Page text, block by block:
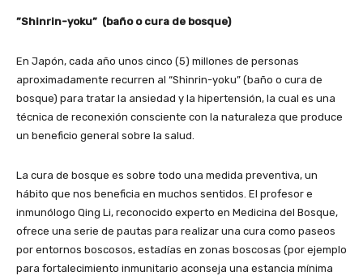
”Shinrin-yoku” (baño o cura de bosque)
En Japón, cada año unos cinco (5) millones de personas
aproximadamente recurren al “Shinrin-yoku” (baño o cura de
bosque) para tratar la ansiedad y la hipertensión, la cual es una
técnica de reconexión consciente con la naturaleza que produce
un beneficio general sobre la salud.
La cura de bosque es sobre todo una medida preventiva, un
hábito que nos beneficia en muchos sentidos. El profesor e
inmunólogo Qing Li, reconocido experto en Medicina del Bosque,
ofrece una serie de pautas para realizar una cura como paseos
por entornos boscosos, estadías en zonas boscosas (por ejemplo
para fortalecimiento inmunitario aconseja una estancia mínima